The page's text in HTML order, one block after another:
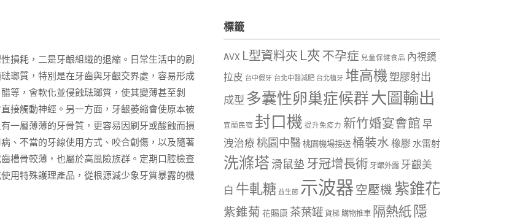
損耗，二是牙齦組織的退縮。日常生活中的刷
瑯質，特別是在牙齒與牙齦交界處，容易形成
等，會軟化並侵蝕琺瑯質，使其變薄甚至剝
接觸動神經。另一方面，牙齦萎縮會使原本被
一層薄薄的牙骨質，更容易因刷牙或酸蝕而損
、不當的牙線使用方式、咬合創傷，以及隨著
槽骨較薄，也屬於高風險族群。定期口腔檢查
用特殊護理產品，從根源減少象牙質暴露的機
標籤
AVX L型資料夾 L夾 不孕症 兒童保健食品 內視鏡
拉皮 台中假牙 台北中醫減肥 台北植牙 堆高機塑膠射出
成型 多囊性卵巢症候群大圖輸出
宜蘭民宿 封口機 提升免疫力 新竹婚宴會館 早
洩治療 桃園中醫 桃園機場接送 桶裝水 橡膠 水雷射
洗滌塔 滑鼠墊 牙冠增長術 牙齦外露 牙齦美
白 牛軋糖 益生菌 示波器 空壓機 紫錐花
紫錐菊 花賜康 茶葉罐 貨梯 購物推車 隔熱紙 隱